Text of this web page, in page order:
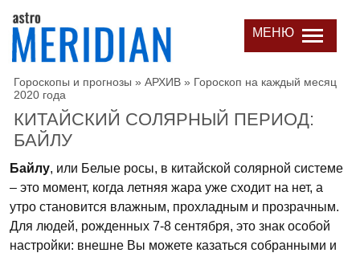
МЕНЮ
Гороскопы и прогнозы » АРХИВ » Гороскоп на каждый месяц
2020 года
КИТАЙСКИЙ СОЛЯРНЫЙ ПЕРИОД:
БАЙЛУ
Байлу, или Белые росы, в китайской солярной системе
– это момент, когда летняя жара уже сходит на нет, а
утро становится влажным, прохладным и прозрачным.
Для людей, рожденных 7-8 сентября, это знак особой
настройки: внешне Вы можете казаться собранными и